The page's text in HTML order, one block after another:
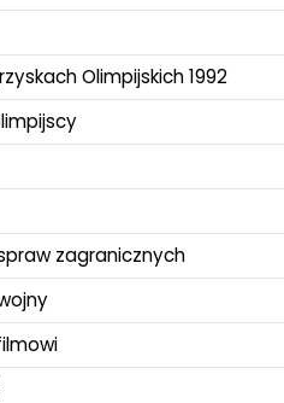
Olimpijskich 1992
zagranicznych